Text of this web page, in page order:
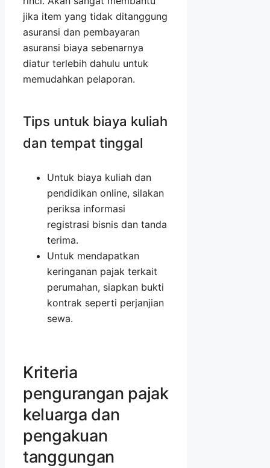
jika item yang tidak ditanggung
asuransi dan pembayaran
asuransi biaya sebenarnya
diatur terlebih dahulu untuk
memudahkan pelaporan.
Tips untuk biaya kuliah
dan tempat tinggal
Untuk biaya kuliah dan
pendidikan online, silakan
periksa informasi
registrasi bisnis dan tanda
terima.
Untuk mendapatkan
keringanan pajak terkait
perumahan, siapkan bukti
kontrak seperti perjanjian
sewa.
Kriteria
pengurangan pajak
keluarga dan
pengakuan
tanggungan